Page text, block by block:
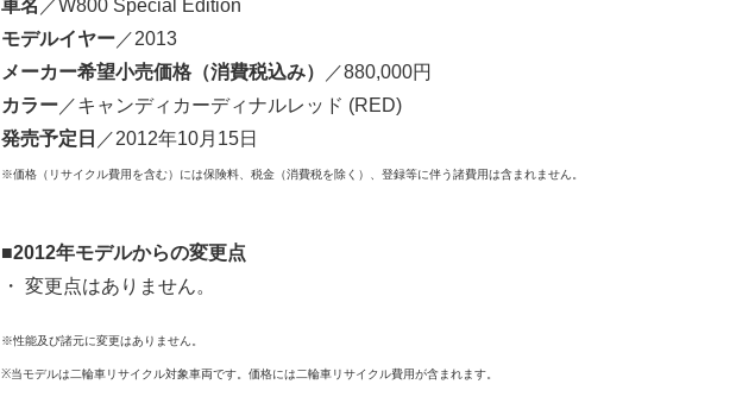
車名 ／W800 Special Edition
モデルイヤー ／2013
メーカー希望小売価格（消費税込み）
／880,000円
カラー ／キャンディカーディナルレッド (RED)
発売予定日 ／2012年10月15日
※価格（リサイクル費用を含む）には保険料、税金（消費税を除く）、登録等に伴う諸費用は含まれません。
■2012年モデルからの変更点
・ 変更点はありません。
※性能及び諸元に変更はありません。
※当モデルは二輪車リサイクル対象車両です。価格には二輪車リサイクル費用が含まれます。